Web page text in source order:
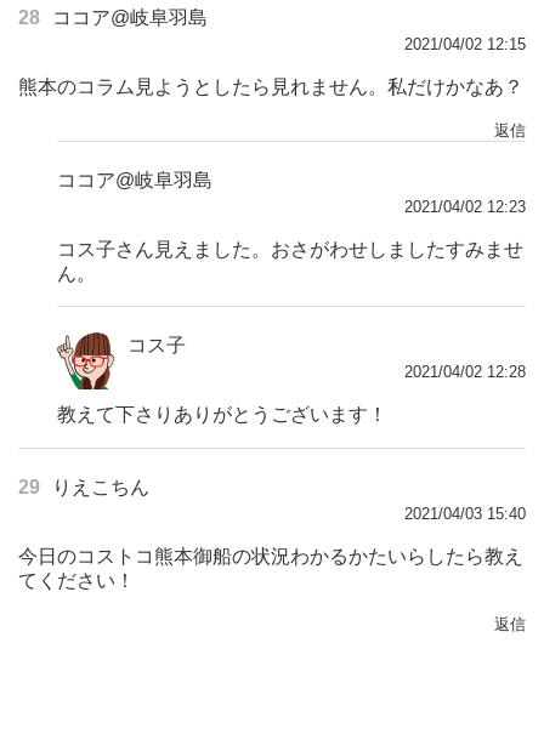
28 ココア@岐阜羽島
2021/04/02 12:15
熊本のコラム見ようとしたら見れません。私だけかなあ？
返信
ココア@岐阜羽島
2021/04/02 12:23
コス子さん見えました。おさがわせしましたすみませ
ん。
コス子
2021/04/02 12:28
教えて下さりありがとうございます！
29 りえこちん
2021/04/03 15:40
今日のコストコ熊本御船の状況わかるかたいらしたら教え
てください！
返信